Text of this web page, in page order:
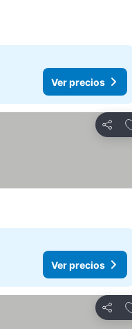
Ver precios
Ver precios